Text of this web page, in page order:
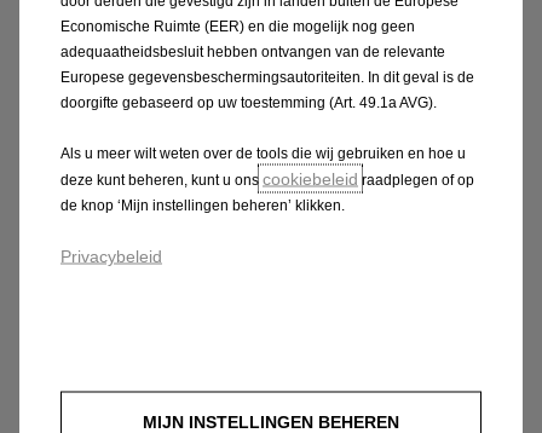
registratie
Bij het afsluiten van een particulier Opel auto
abonnement hoef je je geen zorgen te maken over
een BKR-registratie. In tegenstelling tot veel andere
lease- of financieringsvormen wordt jouw auto
BKR-toetsing plaatsvinden. Hierdoor blijft je
zorgeloos auto abonnement.
Economische Ruimte (EER) en die mogelijk nog geen
adequaatheidsbesluit hebben ontvangen van de relevante
Europese gegevensbeschermingsautoriteiten. In dit geval is de
doorgifte gebaseerd op uw toestemming (Art. 49.1a AVG).
Als u meer wilt weten over de tools die wij gebruiken en hoe u
deze kunt beheren, kunt u ons cookiebeleid raadplegen of op
de knop ‘Mijn instellingen beheren’ klikken.
Privacybeleid
MIJN INSTELLINGEN BEHEREN